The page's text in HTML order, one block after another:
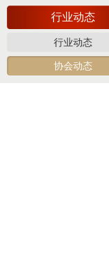
党建引领聚合力 调研赋能
发挥党建引领作用 聚合跨
际经贸标准化促进会
深化数智交流 共促产教融
“协会+媒体+法律联动”助
数智+拍卖 提升拍卖服务能
关于开展2026年度行业信用
“协会+媒体+法律联动 助力
北京拍卖协会会长姚光锋在
行业动态
行业动态
协会动态